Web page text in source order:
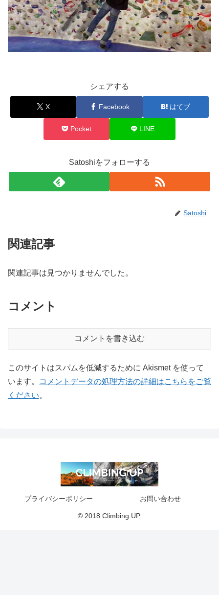
シェアする
X Facebook はてブ
Pocket LINE
Satoshiをフォローする
Satoshi
関連記事
関連記事は見つかりませんでした。
コメント
コメントを書き込む
このサイトはスパムを低減するために Akismet を使って
います。
コメントデータの処理方法の詳細はこちらをご覧
ください。
プライバシーポリシー お問い合わせ
© 2018 Climbing.UP.